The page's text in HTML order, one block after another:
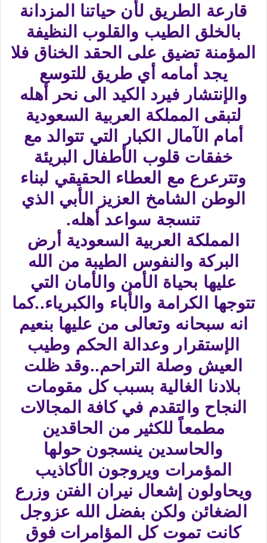
قارعة الطريق لأن حياتنا المزدانة
بالخلق الطيب والقلوب النظيفة
المؤمنة تضيق على الحقد الخناق فلا
يجد أمامه أي طريق للتوسع
والإنتشار فيرد الكيد الى نحر أهله
لتبقى المملكة العربية السعودية
أمام الآمال الكبار التي تتوالد مع
خفقات قلوب الأطفال البريئة
وتترعرع مع العطاء الحقيقي لبناء
الوطن الشامخ العزيز الأبي الذي
تنسجة سواعد أهله.
المملكة العربية السعودية أرض
البركة والنفوس الطيبة من الله
عليها بحياة الأمن والأمان التي
تتوجها الكرامة والأباء والكبرياء..كما
انه سبحانه وتعالى من عليها بنعيم
الإستقرار وعدالة الحكم وطيب
العيش وصلة التراحم..وقد ظلت
بلادنا الغالية بسبب كل مقومات
النجاح والتقدم في كافة المجالات
مطمعاً للكثير من الحاقدين
والحاسدين ينسجون حولها
المؤمرات ويروجون الأكاذيب
ويحاولون إشعال نيران الفتن وزرع
الضغائن ولكن بفضل الله عزوجل
كانت تموت كل المؤامرات فوق